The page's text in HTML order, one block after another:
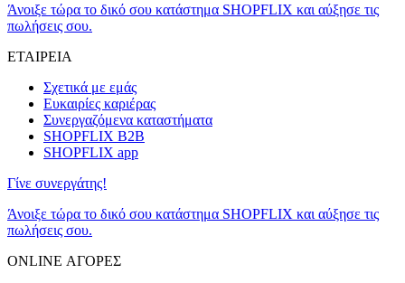
Άνοιξε τώρα το δικό σου κατάστημα SHOPFLIX και αύξησε τις
πωλήσεις σου.
ΕΤΑΙΡΕΙΑ
Σχετικά με εμάς
Ευκαιρίες καριέρας
Συνεργαζόμενα καταστήματα
SHOPFLIX B2B
SHOPFLIX app
Γίνε συνεργάτης!
Άνοιξε τώρα το δικό σου κατάστημα SHOPFLIX και αύξησε τις
πωλήσεις σου.
ONLINE ΑΓΟΡΕΣ